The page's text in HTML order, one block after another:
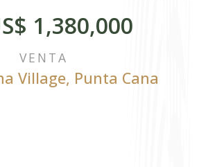
1,380,000
VENTA
Village, Punta Cana